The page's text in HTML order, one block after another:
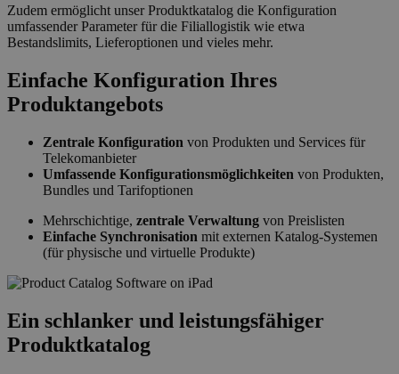
Zudem ermöglicht unser Produktkatalog die Konfiguration
umfassender Parameter für die Filiallogistik wie etwa
Bestandslimits, Lieferoptionen und vieles mehr.
Einfache Konfiguration Ihres
Produktangebots
Zentrale Konfiguration von Produkten und Services für
Telekomanbieter
Umfassende Konfigurationsmöglichkeiten von Produkten,
Bundles und Tarifoptionen
Mehrschichtige, zentrale Verwaltung von Preislisten
Einfache Synchronisation mit externen Katalog-Systemen
(für physische und virtuelle Produkte)
Ein schlanker und leistungsfähiger
Produktkatalog